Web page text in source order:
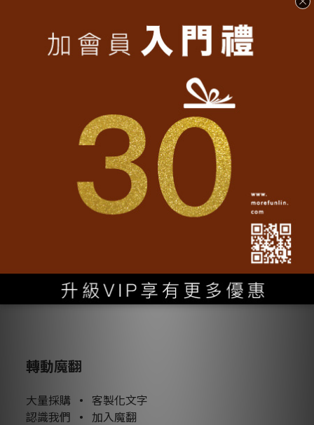
【商品組合、產地、材質】
商品組合：臺東/Hi Taitung 3.2CM胸章
• 印工：霧面多色印刷
了解更多
轉動魔翻
大量採購 •
客製化文字
認識我們 •
加入魔翻